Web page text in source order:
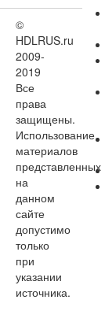
©
HDLRUS.ru
2009-
2019
Все
права
защищены.
Использование
материалов
представленных
на
данном
сайте
допустимо
только
при
указании
источника.